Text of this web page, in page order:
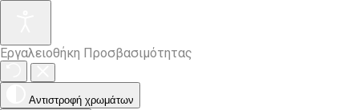
Εργαλειοθήκη Προσβασιμότητας
Αντιστροφή χρωμάτων